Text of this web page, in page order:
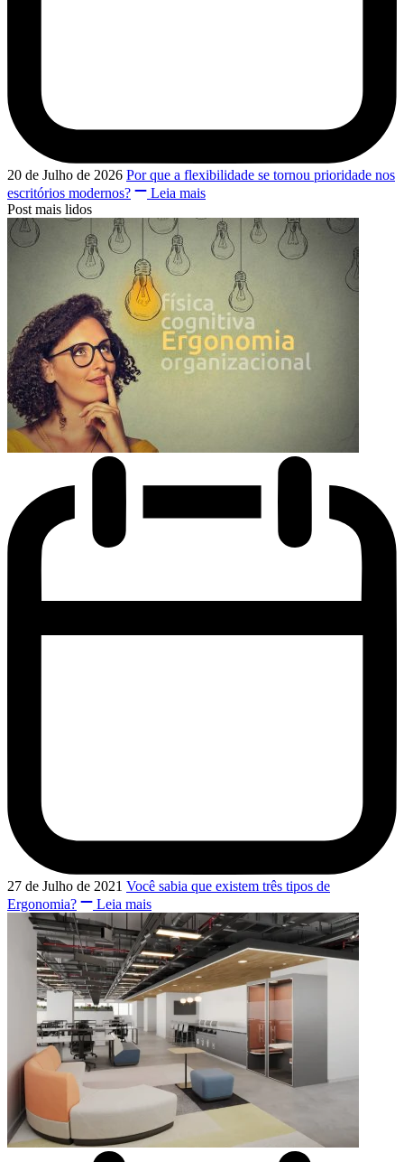
20 de Julho de 2026 Por que a flexibilidade se tornou prioridade nos
escritórios modernos?
Leia mais
Post mais lidos
27 de Julho de 2021 Você sabia que existem três tipos de
Ergonomia?
Leia mais